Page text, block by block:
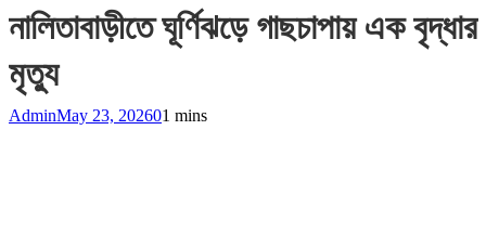
নালিতাবাড়ীতে ঘূর্ণিঝড়ে গাছচাপায় এক বৃদ্ধার
মৃত্যু
AdminMay 23, 202601 mins